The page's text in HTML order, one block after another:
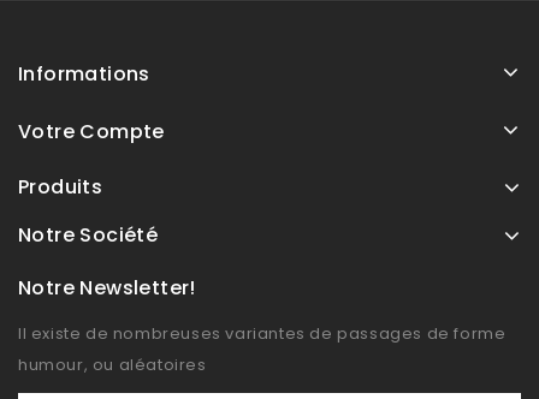
Informations
Votre Compte
Produits
Notre Société
Notre Newsletter!
Il existe de nombreuses variantes de passages de forme
humour, ou aléatoires